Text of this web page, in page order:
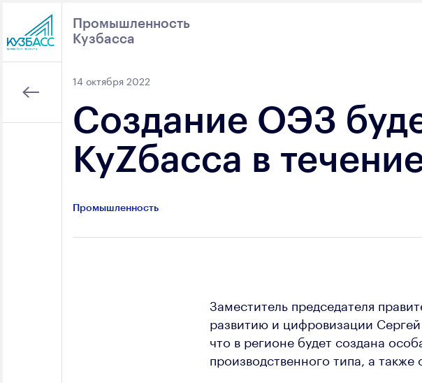
Промышленность
Кузбасса
14 октября 2022
Создание ОЭЗ
КуZбасса в
Промышленность
Заместитель председателя
развитию и цифровизации
что в регионе будет создана
производственного типа, а